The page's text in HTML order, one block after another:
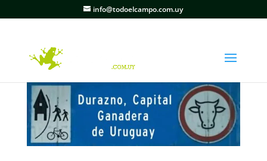
info@todoelcampo.com.uy